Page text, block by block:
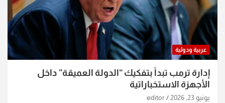
عربية ودولية
إدارة ترمب تبدأ بتفكيك “الدولة العميقة” داخل
الأجهزة الاستخباراتية
يونيو 23, 2026 editor